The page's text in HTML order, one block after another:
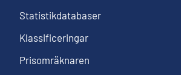
Statistikdatabaser
Klassificeringar
Prisomräknaren